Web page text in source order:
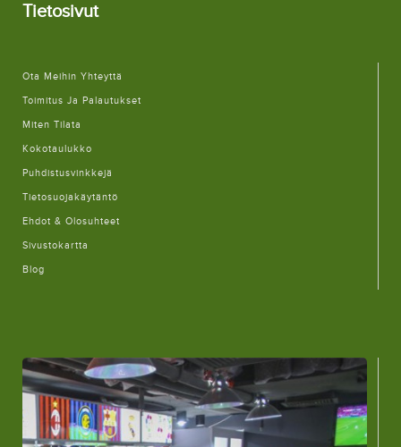
Tietosivut
Ota Meihin Yhteyttä
Toimitus Ja Palautukset
Miten Tilata
Kokotaulukko
Puhdistusvinkkejä
Tietosuojakäytäntö
Ehdot & Olosuhteet
Sivustokartta
Blog